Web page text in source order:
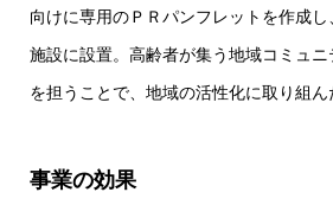
向けに専用のＰＲパンフレットを作成
施設に設置。高齢者が集う地域コミュニ
を担うことで、地域の活性化に取り組ん
事業の効果